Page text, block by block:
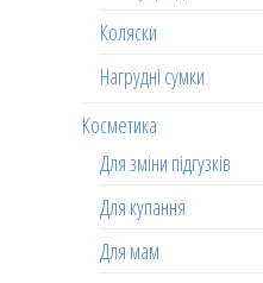
Коляски
Нагрудні сумки
Косметика
Для зміни підгузків
Для купання
Для мам